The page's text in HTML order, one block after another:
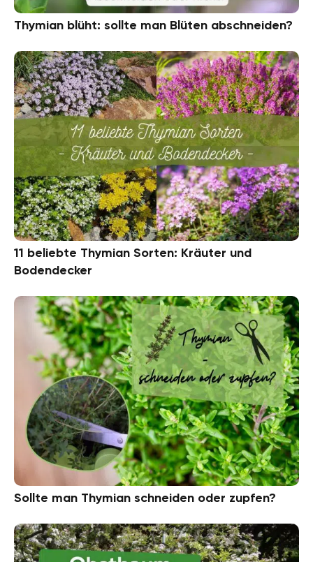
Thymian blüht: sollte man Blüten abschneiden?
11 beliebte Thymian Sorten: Kräuter und
Bodendecker
Sollte man Thymian schneiden oder zupfen?